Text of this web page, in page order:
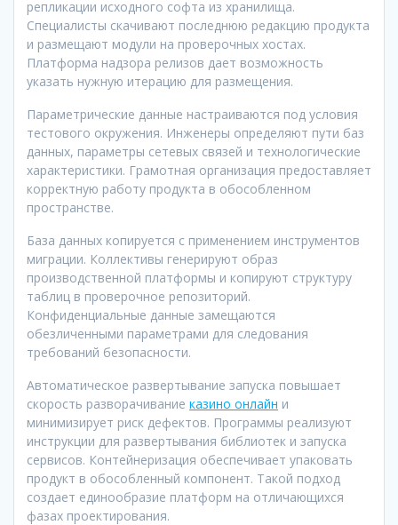
репликации исходного софта из хранилища.
Специалисты скачивают последнюю редакцию продукта
и размещают модули на проверочных хостах.
Платформа надзора релизов дает возможность
указать нужную итерацию для размещения.
Параметрические данные настраиваются под условия
тестового окружения. Инженеры определяют пути баз
данных, параметры сетевых связей и технологические
характеристики. Грамотная организация предоставляет
корректную работу продукта в обособленном
пространстве.
База данных копируется с применением инструментов
миграции. Коллективы генерируют образ
производственной платформы и копируют структуру
таблиц в проверочное репозиторий.
Конфиденциальные данные замещаются
обезличенными параметрами для следования
требований безопасности.
Автоматическое развертывание запуска повышает
скорость разворачивание казино онлайн и
минимизирует риск дефектов. Программы реализуют
инструкции для развертывания библиотек и запуска
сервисов. Контейнеризация обеспечивает упаковать
продукт в обособленный компонент. Такой подход
создает единообразие платформ на отличающихся
фазах проектирования.